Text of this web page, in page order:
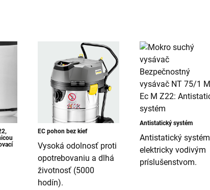
EC pohon bez kief
Vysoká odolnosť proti
opotrebovaniu a dlhá
životnosť (5000
hodín).
Antistatický systém
Antistatický
elektricky vodivým
príslušenstvom.